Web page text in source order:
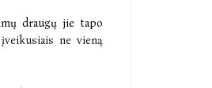
draugų jie tapo
ne vieną